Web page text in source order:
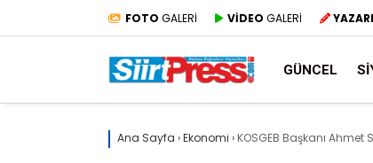
FOTO GALERİ VİDEO GALERİ
GÜNCEL
Ana Sayfa ›Ekonomi › KOSGEB Başkanı